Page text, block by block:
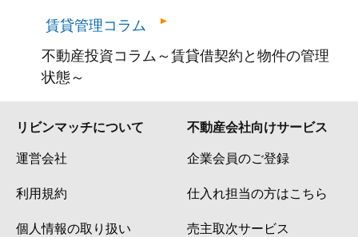
賃貸管理コラム
不動産投資コラム～賃貸借契約と物件の管理
状態～
リビンマッチについて
運営会社
利用規約
個人情報の取り扱い
不動産会社向けサービス
企業会員のご登録
仕入れ担当の方はこちら
売主取次サービス